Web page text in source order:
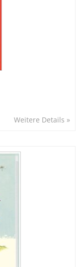
Weitere Details »